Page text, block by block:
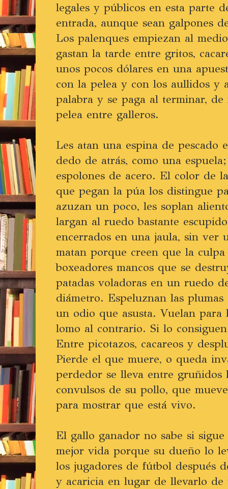
legales y públicos en esta parte
entrada, aunque sean galpones
Los palenques empiezan al
gastan la tarde entre gritos,
unos pocos dólares en una
con la pelea y con los aullidos y
palabra y se paga al terminar,
pelea entre galleros.
Les atan una espina de pescado
dedo de atrás, como una
espolones de acero. El color de
que pegan la púa los distingue
azuzan un poco, les soplan
largan al ruedo bastante
encerrados en una jaula, sin ver
matan porque creen que la
boxeadores mancos que se
patadas voladoras en un ruedo
diámetro. Espeluznan las
un odio que asusta. Vuelan para
lomo al contrario. Si lo
Entre picotazos, cacareos y
Pierde el que muere, o queda
perdedor se lleva entre gruñidos
convulsos de su pollo, que
para mostrar que está vivo.
El gallo ganador no sabe si
mejor vida porque su dueño lo
los jugadores de fútbol después
y acaricia en lugar de llevarlo